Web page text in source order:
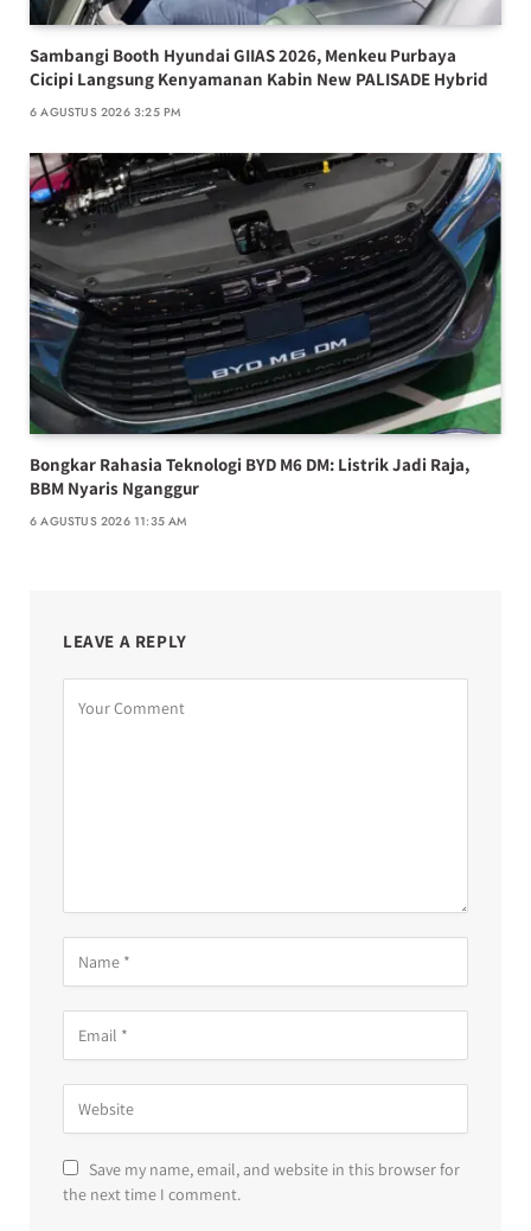
Sambangi Booth Hyundai GIIAS 2026, Menkeu Purbaya
Cicipi Langsung Kenyamanan Kabin New PALISADE Hybrid
6 AGUSTUS 2026 3:25 PM
Bongkar Rahasia Teknologi BYD M6 DM: Listrik Jadi Raja,
BBM Nyaris Nganggur
6 AGUSTUS 2026 11:35 AM
LEAVE A REPLY
Save my name, email, and website in this browser for
the next time I comment.